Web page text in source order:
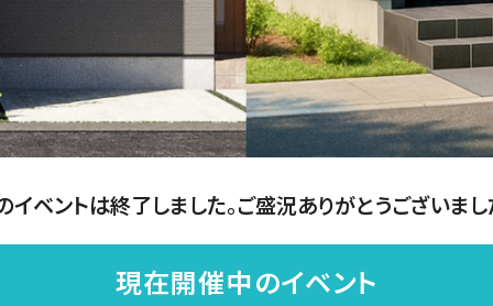
イベントは終了しました。ご盛況ありがとうございまし
現在開催中のイベント